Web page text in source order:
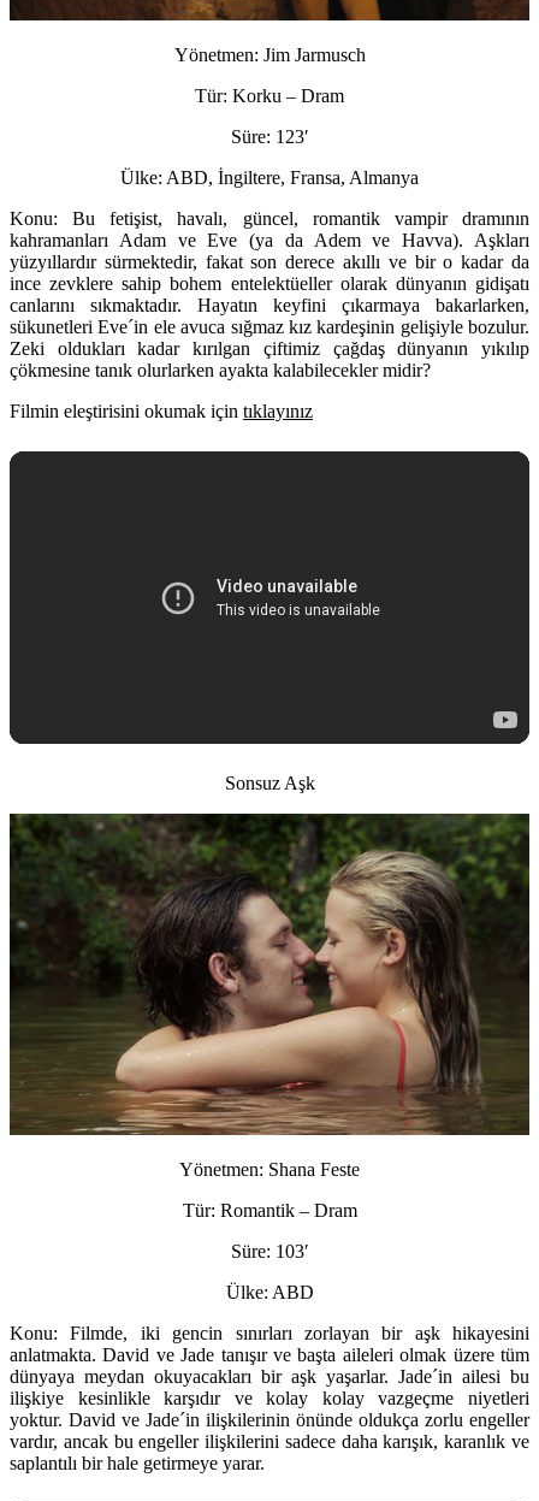
Yönetmen: Jim Jarmusch
Tür: Korku – Dram
Süre: 123′
Ülke: ABD, İngiltere, Fransa, Almanya
Konu: Bu fetişist, havalı, güncel, romantik vampir dramının
kahramanları Adam ve Eve (ya da Adem ve Havva). Aşkları
yüzyıllardır sürmektedir, fakat son derece akıllı ve bir o kadar da
ince zevklere sahip bohem entelektüeller olarak dünyanın gidişatı
canlarını sıkmaktadır. Hayatın keyfini çıkarmaya bakarlarken,
sükunetleri Eve´in ele avuca sığmaz kız kardeşinin gelişiyle bozulur.
Zeki oldukları kadar kırılgan çiftimiz çağdaş dünyanın yıkılıp
çökmesine tanık olurlarken ayakta kalabilecekler midir?
Filmin eleştirisini okumak için tıklayınız
Sonsuz Aşk
Yönetmen: Shana Feste
Tür: Romantik – Dram
Süre: 103′
Ülke: ABD
Konu:
Filmde, iki gencin sınırları zorlayan bir aşk hikayesini
anlatmakta. David ve Jade tanışır ve başta aileleri olmak üzere tüm
dünyaya meydan okuyacakları bir aşk yaşarlar. Jade´in ailesi bu
ilişkiye kesinlikle karşıdır ve kolay kolay vazgeçme niyetleri
yoktur. David ve Jade´in ilişkilerinin önünde oldukça zorlu engeller
vardır, ancak bu engeller ilişkilerini sadece daha karışık, karanlık ve
saplantılı bir hale getirmeye yarar.